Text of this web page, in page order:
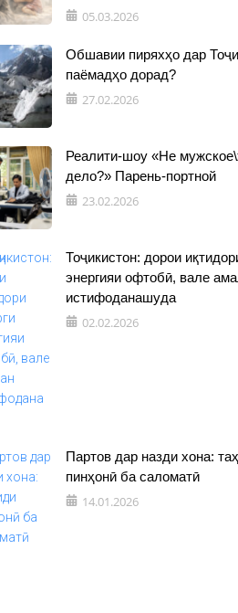
05.03.2026
Обшавии пиряхҳо дар
паёмадҳо дорад?
27.02.2026
Реалити-шоу «Не
дело?» Парень-портной
23.02.2026
Тоҷикистон: дорои
энергияи офтобӣ, вале
истифоданашуда
02.02.2026
Партов дар назди хона:
пинҳонӣ ба саломатӣ
14.01.2026